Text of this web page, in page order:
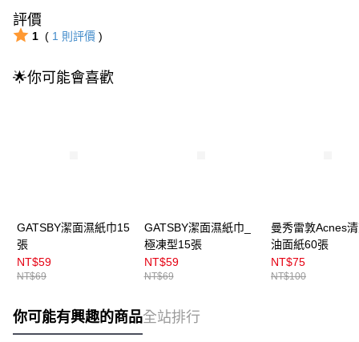
評價
1 ( 1 則評價 )
🌟你可能會喜歡
GATSBY潔面濕紙巾15
張
NT$59
NT$69
GATSBY潔面濕紙巾_
極凍型15張
NT$59
NT$69
曼秀雷敦Acnes
油面紙60張
NT$75
NT$100
你可能有興趣的商品全站排行